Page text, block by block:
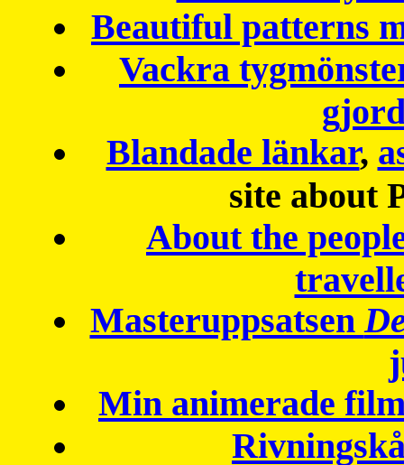
Beautiful patterns
Vackra
Blandade länkar,
site about
About the
Masteruppsatsen
Min animerade